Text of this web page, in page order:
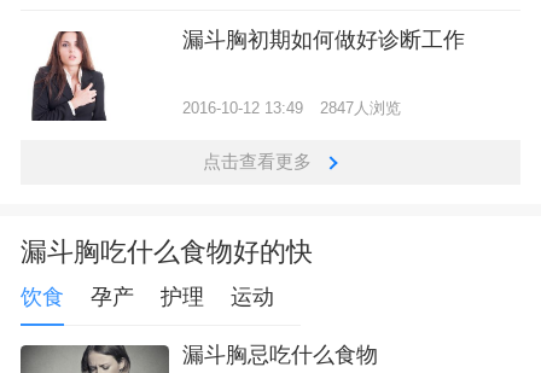
漏斗胸初期如何做好诊断工作
2016-10-12 13:49 2847人浏览
点击查看更多
漏斗胸吃什么食物好的快
饮食 孕产 护理 运动
漏斗胸忌吃什么食物